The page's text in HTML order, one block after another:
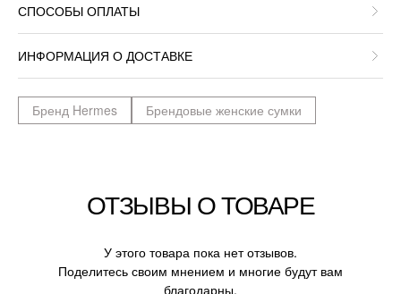
СПОСОБЫ ОПЛАТЫ
ИНФОРМАЦИЯ О ДОСТАВКЕ
Бренд Hermes Брендовые женские сумки
ОТЗЫВЫ О ТОВАРЕ
У этого товара пока нет отзывов.
Поделитесь своим мнением и многие будут вам
благодарны.